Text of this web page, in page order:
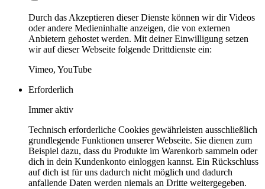
Durch das Akzeptieren dieser Dienste können wir dir Videos
oder andere Medieninhalte anzeigen, die von externen
Anbietern gehostet werden. Mit deiner Einwilligung setzen
wir auf dieser Webseite folgende Drittdienste ein:
Vimeo, YouTube
Erforderlich
Immer aktiv
Technisch erforderliche Cookies gewährleisten ausschließlich
grundlegende Funktionen unserer Webseite. Sie dienen zum
Beispiel dazu, dass du Produkte im Warenkorb sammeln oder
dich in dein Kundenkonto einloggen kannst. Ein Rückschluss
auf dich ist für uns dadurch nicht möglich und dadurch
anfallende Daten werden niemals an Dritte weitergegeben.